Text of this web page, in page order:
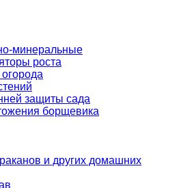
минеральные
роста
защиты сада
борщевика
и других домашних